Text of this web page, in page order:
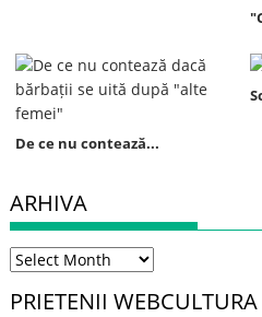
De ce nu contează...
ARHIVA
Arhiva
PRIETENII WEBCULTURA